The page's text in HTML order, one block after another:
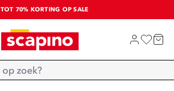
TOT 70% KORTING OP SALE
SALE: LAATSTE KANS!
SHOP NIEUW
Home